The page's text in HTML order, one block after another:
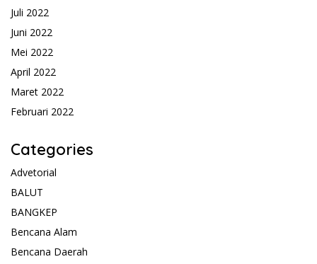
Juli 2022
Juni 2022
Mei 2022
April 2022
Maret 2022
Februari 2022
Categories
Advetorial
BALUT
BANGKEP
Bencana Alam
Bencana Daerah